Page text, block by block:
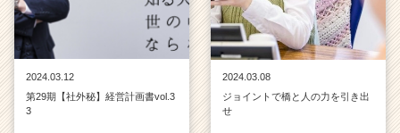
r）
2024.03.12
第29期【社外秘】経営計画書vol.3
3
2024.03.08
ジョイントで橋と人の力を引き出
せ